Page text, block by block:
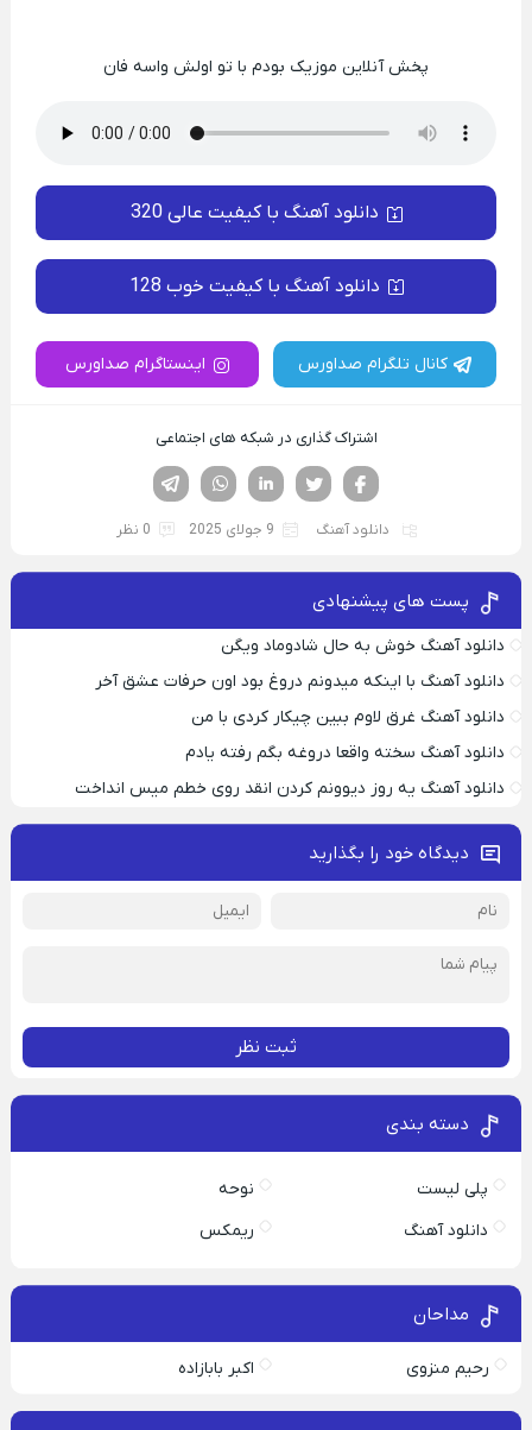
پخش آنلاین موزیک بودم با تو اولش واسه فان
دانلود آهنگ با کیفیت عالی 320
دانلود آهنگ با کیفیت خوب 128
کانال تلگرام صداورس اینستاگرام صداورس
اشتراک گذاری در شبکه های اجتماعی
لینکدین تویتر
فیسوک
دانلود آهنگ 9 جولای 2025 0 نظر
پست های پیشنهادی
دانلود آهنگ خوش به حال شادوماد ویگن
دانلود آهنگ با اینکه میدونم دروغ بود اون حرفات عشق آخر
دانلود آهنگ غرق لاوم ببین چیکار کردی با من
دانلود آهنگ سخته واقعا دروغه بگم رفته یادم
دانلود آهنگ یه روز دیوونم کردن انقد روی خطم میس انداخت
دیدگاه خود را بگذارید
ثبت نظر
دسته بندی
پلی لیست
نوحه
دانلود آهنگ
ریمکس
مداحان
رحیم منزوی اکبر بابازاده